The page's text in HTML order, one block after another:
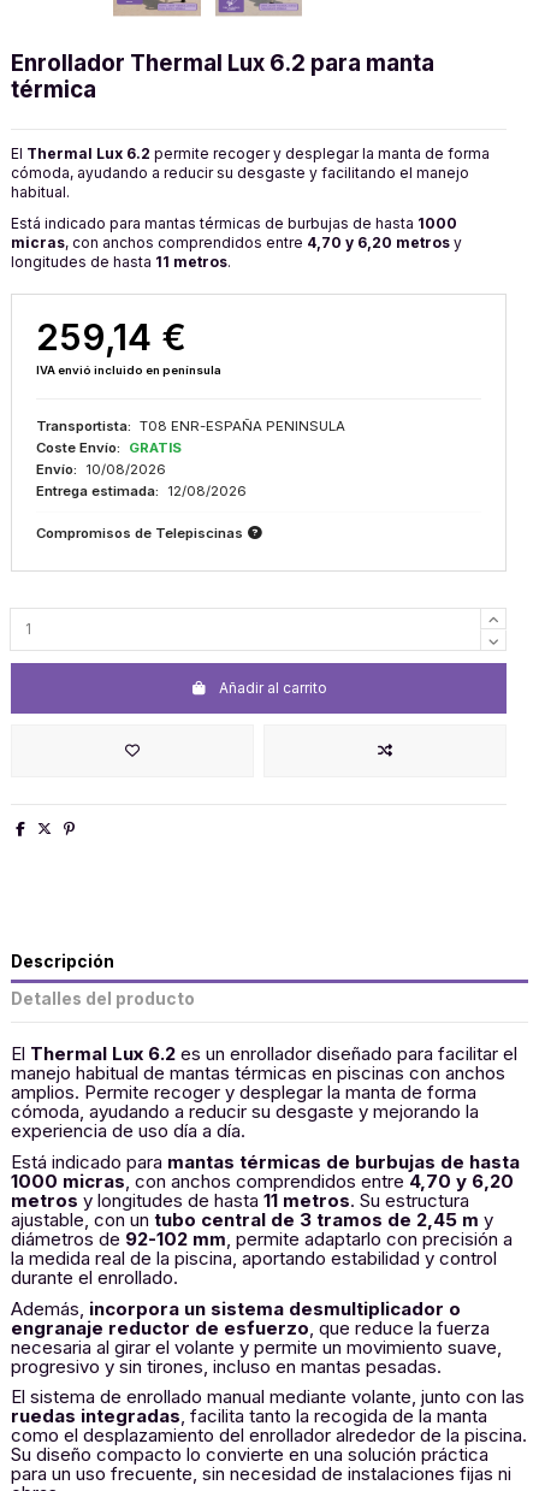
Enrollador Thermal Lux 6.2 para manta
térmica
El Thermal Lux 6.2 permite recoger y desplegar la manta de forma
cómoda, ayudando a reducir su desgaste y facilitando el manejo
habitual.
Está indicado para mantas térmicas de burbujas de hasta 1000
micras, con anchos comprendidos entre 4,70 y 6,20 metros y
longitudes de hasta 11 metros.
259,14 €
IVA envió incluido en península
Transportista: T08 ENR-ESPAÑA PENINSULA
Coste Envío:
GRATIS
Envío:
10/08/2026
Entrega estimada:
12/08/2026
Compromisos de Telepiscinas
Añadir al carrito
Descripción
Detalles del producto
El Thermal Lux 6.2 es un enrollador diseñado para facilitar el
manejo habitual de mantas térmicas en piscinas con anchos
amplios. Permite recoger y desplegar la manta de forma
cómoda, ayudando a reducir su desgaste y mejorando la
experiencia de uso día a día.
Está indicado para mantas térmicas de burbujas de hasta
1000 micras, con anchos comprendidos entre 4,70 y 6,20
metros y longitudes de hasta 11 metros. Su estructura
ajustable, con un tubo central de 3 tramos de 2,45 m y
diámetros de 92-102 mm, permite adaptarlo con precisión a
la medida real de la piscina, aportando estabilidad y control
durante el enrollado.
Además, incorpora un sistema desmultiplicador o
engranaje reductor de esfuerzo , que reduce la fuerza
necesaria al girar el volante y permite un movimiento suave,
progresivo y sin tirones, incluso en mantas pesadas.
El sistema de enrollado manual mediante volante, junto con las
ruedas integradas, facilita tanto la recogida de la manta
como el desplazamiento del enrollador alrededor de la piscina.
Su diseño compacto lo convierte en una solución práctica
para un uso frecuente, sin necesidad de instalaciones fijas ni